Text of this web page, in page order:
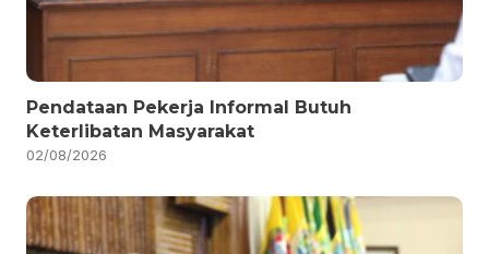
Pendataan Pekerja Informal Butuh
Keterlibatan Masyarakat
02/08/2026